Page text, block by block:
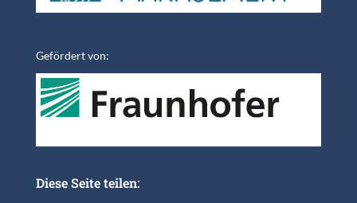
Gefördert von:
Diese Seite teilen: